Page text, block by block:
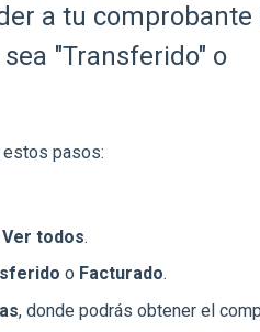
a tu comprobante
"Transferido" o
estos pasos:
Ver todos.
o Facturado.
, donde podrás obtener el